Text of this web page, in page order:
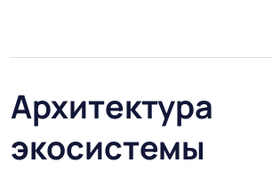
Архитектура
экосистемы